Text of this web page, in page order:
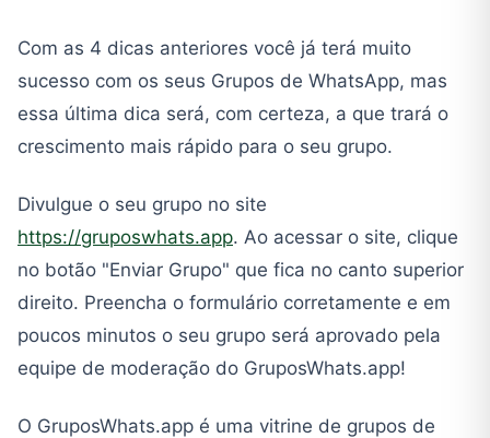
Com as 4 dicas anteriores você já terá muito
sucesso com os seus Grupos de WhatsApp, mas
essa última dica será, com certeza, a que trará o
crescimento mais rápido para o seu grupo.
Divulgue o seu grupo no site
https://gruposwhats.app. Ao acessar o site, clique
no botão "Enviar Grupo" que fica no canto superior
direito. Preencha o formulário corretamente e em
poucos minutos o seu grupo será aprovado pela
equipe de moderação do GruposWhats.app!
O GruposWhats.app é uma vitrine de grupos de